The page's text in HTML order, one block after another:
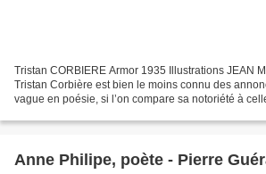
Tristan CORBIERE Armor 1935 Illustrations JEAN
Tristan Corbière est bien le moins connu des
vague en poésie, si l’on compare sa notoriété à
Anne Philipe, poète -